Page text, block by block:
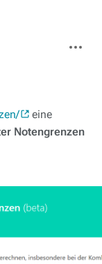
Aktionen
eine
Notengrenzen